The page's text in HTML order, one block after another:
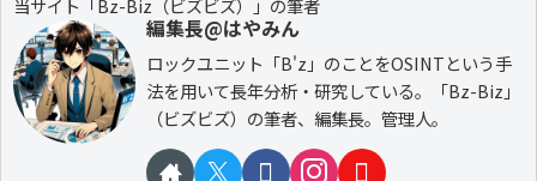
当サイト「Bz-Biz（ビズビズ）」の筆者
編集長@はやみん
ロックユニット「B'z」のことをOSINTという手
法を用いて長年分析・研究している。「Bz-Biz」
（ビズビズ）の筆者、編集長。管理人。